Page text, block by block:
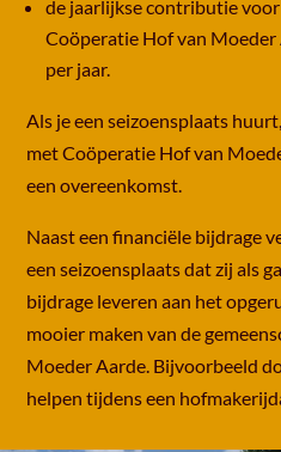
de jaarlijkse contributie
Coöperatie Hof van Moeder
per jaar.
Als je een seizoensplaats
met Coöperatie Hof van
een overeenkomst.
Naast een financiële bijdrage
een seizoensplaats dat zij als
bijdrage leveren aan het
mooier maken van de
Moeder Aarde. Bijvoorbeeld
helpen tijdens een